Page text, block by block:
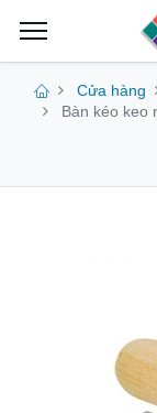
Cửa hàng
Bàn kéo keo